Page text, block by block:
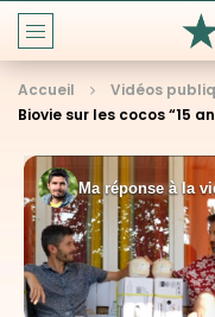
Accueil Vidéos
Biovie sur les cocos “15